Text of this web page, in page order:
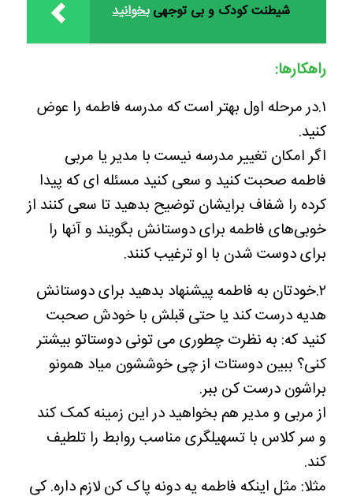
بخوانیدشیطنت کودک و بی توجهی
راهکارها:
۱.در مرحله اول بهتر است که مدرسه فاطمه را عوض
کنید.
اگر امکان تغییر مدرسه نیست با مدیر یا مربی
فاطمه صحبت کنید و سعی کنید مسئله ای که پیدا
کرده را شفاف برایشان توضیح بدهید تا سعی کنند از
خوبی‌های فاطمه برای دوستانش بگویند و آنها را
برای دوست شدن با او ترغیب کنند.
۲.خودتان به فاطمه پیشنهاد بدهید برای دوستانش
هدیه درست کند یا حتی قبلش با خودش صحبت
کنید که: به نظرت چطوری می تونی دوستاتو بیشتر
کنی؟ ببین دوستات از چی خوششون میاد همونو
براشون درست کن ببر.
از مربی و مدیر هم بخواهید در این زمینه کمک کند
و سر کلاس با تسهیلگری مناسب روابط را تلطیف
کند.
مثلا: مثل اینکه فاطمه یه دونه پاک کن لازم داره. کی